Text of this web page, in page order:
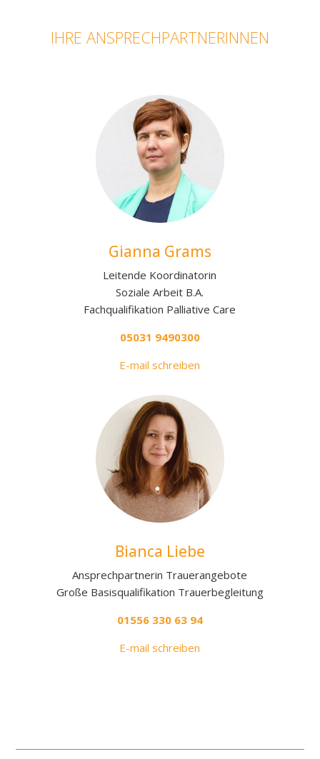
IHRE ANSPRECHPARTNERINNEN
Gianna Grams
Leitende Koordinatorin
Soziale Arbeit B.A.
Fachqualifikation Palliative Care
05031 9490300
E-mail schreiben
Bianca Liebe
Ansprechpartnerin Trauerangebote
Große Basisqualifikation Trauerbegleitung
01556 330 63 94
E-mail schreiben